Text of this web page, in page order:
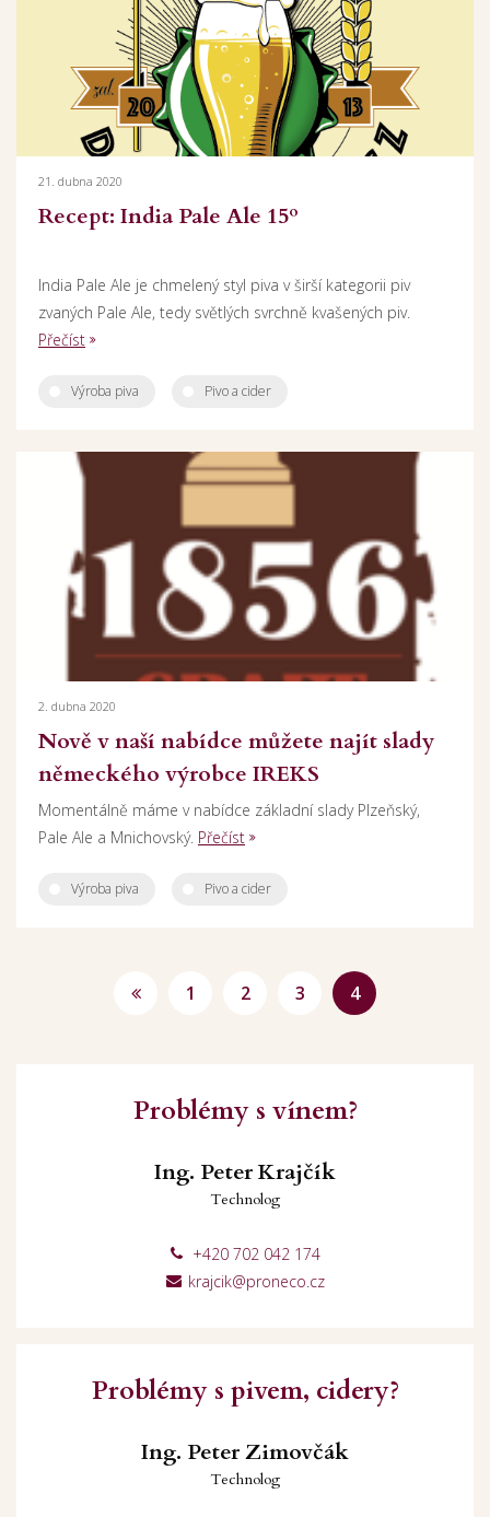
21. dubna 2020
Recept: India Pale Ale 15º
India Pale Ale je chmelený styl piva v širší kategorii piv
zvaných Pale Ale, tedy světlých svrchně kvašených piv.
Přečíst
Výroba piva Pivo a cider
2. dubna 2020
Nově v naší nabídce můžete najít slady
německého výrobce IREKS
Momentálně máme v nabídce základní slady Plzeňský,
Pale Ale a Mnichovský. Přečíst
Výroba piva Pivo a cider
1 2 3 4
Problémy s vínem?
Ing. Peter Krajčík
Technolog
+420 702 042 174
krajcik@proneco.cz
Problémy s pivem, cidery?
Ing. Peter Zimovčák
Technolog